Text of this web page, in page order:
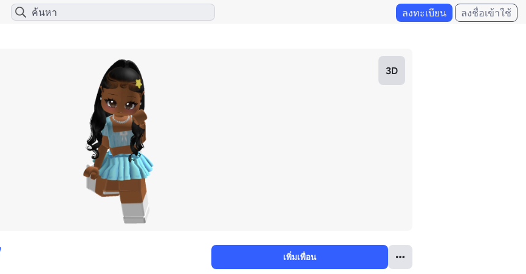
ลงทะเบียน ลงชื่อเข้าใช้
3D
เพิ่มเพื่อน